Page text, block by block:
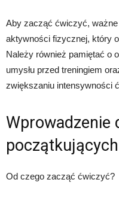
Aby zacząć ćwiczyć,
aktywności fizycznej, który
Należy również pamiętać o
umysłu przed treningiem
zwiększaniu intensywności
Wprowadzenie
początkujących
Od czego zacząć ćwiczyć?